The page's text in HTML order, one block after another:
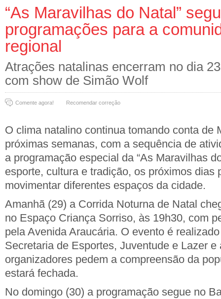
“As Maravilhas do Natal”
programações para a
regional
Atrações natalinas encerram no dia
com show de Simão Wolf
Comente agora! Recomendar correção
O clima natalino continua tomando conta de
próximas semanas, com a sequência de
a programação especial da “As Maravilhas
esporte, cultura e tradição, os próximos dias
movimentar diferentes espaços da cidade.
Amanhã (29) a Corrida Noturna de Natal
no Espaço Criança Sorriso, às 19h30, com
pela Avenida Araucária. O evento é
Secretaria de Esportes, Juventude e Lazer
organizadores pedem a compreensão da
estará fechada.
No domingo (30) a programação segue no